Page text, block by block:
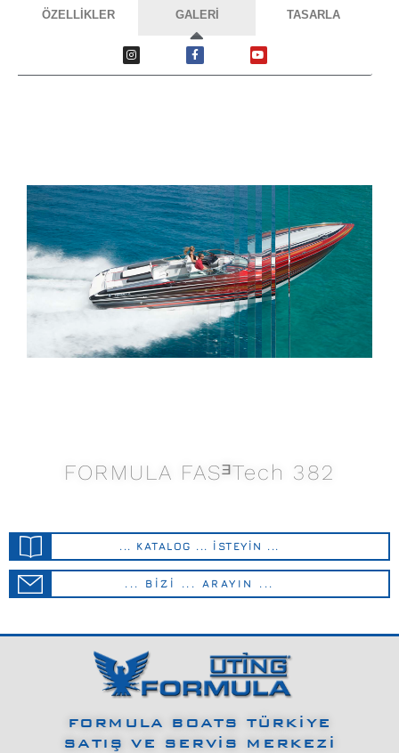
ÖZELLİKLER GALERİ TASARLA
FORMULA FASᴲTech 382
... KATALOG ... İSTEYİN ...
... BİZİ ... ARAYIN ...
FORMULA BOATS TÜRKİYE
SATIŞ VE SERVİS MERKEZİ